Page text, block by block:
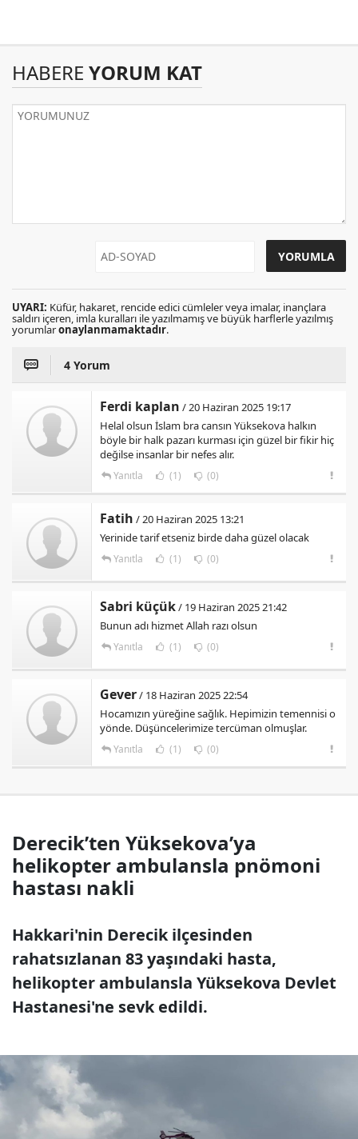
HABERE YORUM KAT
UYARI: Küfür, hakaret, rencide edici cümleler veya imalar, inançlara
saldırı içeren, imla kuralları ile yazılmamış ve büyük harflerle yazılmış
yorumlaronaylanmamaktadır.
4 Yorum
Ferdi kaplan / 20 Haziran 2025 19:17
Helal olsun İslam bra cansın Yüksekova halkın
böyle bir halk pazarı kurması için güzel bir fikir hiç
değilse insanlar bir nefes alır.
Yanıtla (1) (0)
Fatih / 20 Haziran 2025 13:21
Yerinide tarif etseniz birde daha güzel olacak
Yanıtla (1) (0)
Sabri küçük/ 19 Haziran 2025 21:42
Bunun adı hizmet Allah razı olsun
Yanıtla (1) (0)
Gever/ 18 Haziran 2025 22:54
Hocamızın yüreğine sağlık. Hepimizin temennisi o
yönde. Düşüncelerimize tercüman olmuşlar.
Yanıtla (1) (0)
Derecik’ten Yüksekova’ya
helikopter ambulansla pnömoni
hastası nakli
Hakkari'nin Derecik ilçesinden
rahatsızlanan 83 yaşındaki hasta,
helikopter ambulansla Yüksekova Devlet
Hastanesi'ne sevk edildi.